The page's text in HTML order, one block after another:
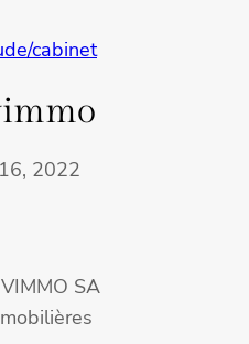
cabinet
2022
SA